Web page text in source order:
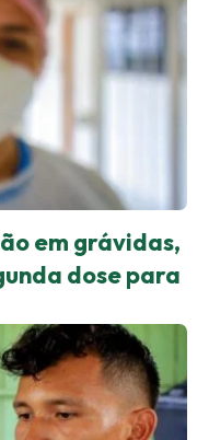
em grávidas,
dose para